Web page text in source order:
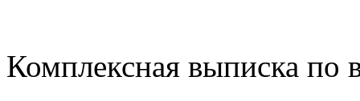
Комплексная выписка